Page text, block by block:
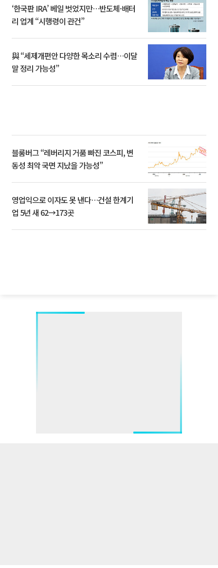
‘한국판 IRA’ 베일 벗었지만…반도체·배터
리 업계 “시행령이 관건”
與 “세제개편안 다양한 목소리 수렴…이달
말 정리 가능성”
블룸버그 “레버리지 거품 빠진 코스피, 변
동성 최악 국면 지났을 가능성”
영업익으로 이자도 못 낸다…건설 한계기
업 5년 새 62→173곳